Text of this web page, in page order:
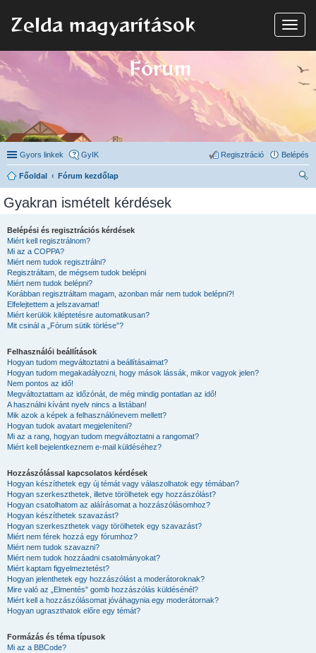
N
a
Zelda magyarítások
Fórum
Gyors linkek GyIK Belépés
Regisztráció
Főoldal
Fórum kezdőlap
Gyakran ismételt kérdések
Belépési és regisztrációs kérdések
Miért kell regisztrálnom?
Mi az a COPPA?
Miért nem tudok regisztrálni?
Regisztráltam, de mégsem tudok belépni
Miért nem tudok belépni?
Korábban regisztráltam magam, azonban már nem tudok belépni?!
Elfelejtettem a jelszavamat!
Miért kerülök kiléptetésre automatikusan?
Mit csinál a „Fórum sütik törlése”?
Felhasználói beállítások
Hogyan tudom megváltoztatni a beállításaimat?
Hogyan tudom megakadályozni, hogy mások lássák, mikor vagyok jelen?
Nem pontos az idő!
Megváltoztattam az időzónát, de még mindig pontatlan az idő!
A használni kívánt nyelv nincs a listában!
Mik azok a képek a felhasználónevem mellett?
Hogyan tudok avatart megjeleníteni?
Mi az a rang, hogyan tudom megváltoztatni a rangomat?
Miért kell bejelentkeznem e-mail küldéséhez?
Hozzászólással kapcsolatos kérdések
Hogyan készíthetek egy új témát vagy válaszolhatok egy témában?
Hogyan szerkeszthetek, illetve törölhetek egy hozzászólást?
Hogyan csatolhatom az aláírásomat a hozzászólásomhoz?
Hogyan készíthetek szavazást?
Hogyan szerkeszthetek vagy törölhetek egy szavazást?
Miért nem férek hozzá egy fórumhoz?
Miért nem tudok szavazni?
Miért nem tudok hozzáadni csatolmányokat?
Miért kaptam figyelmeztetést?
Hogyan jelenthetek egy hozzászólást a moderátoroknak?
Mire való az „Elmentés” gomb hozzászólás küldésénél?
Miért kell a hozzászólásomat jóváhagynia egy moderátornak?
Hogyan ugraszthatok előre egy témát?
Formázás és téma típusok
Mi az a BBCode?